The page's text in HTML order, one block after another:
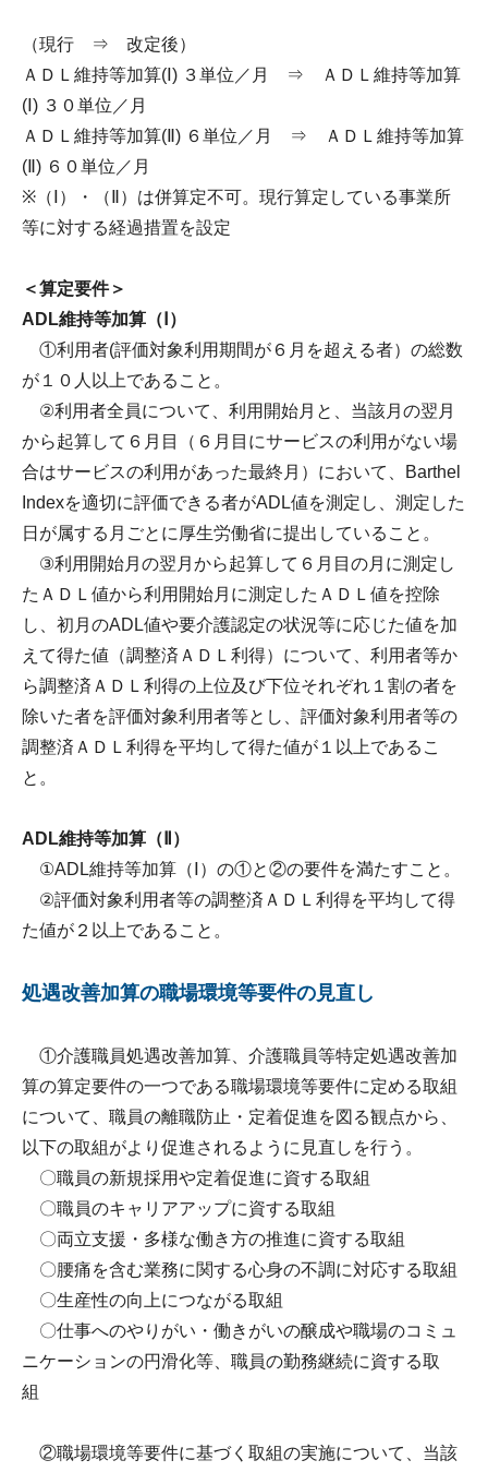
（現行 ⇒ 改定後）
ＡＤＬ維持等加算(Ⅰ) ３単位／月 ⇒ ＡＤＬ維持等加算
(Ⅰ) ３０単位／月
ＡＤＬ維持等加算(Ⅱ) ６単位／月 ⇒ ＡＤＬ維持等加算
(Ⅱ) ６０単位／月
※（Ⅰ）・（Ⅱ）は併算定不可。現行算定している事業所
等に対する経過措置を設定
＜算定要件＞
ADL維持等加算（Ⅰ）
①利用者(評価対象利用期間が６月を超える者）の総数
が１０人以上であること。
②利用者全員について、利用開始月と、当該月の翌月
から起算して６月目（６月目にサービスの利用がない場
合はサービスの利用があった最終月）において、Barthel
Indexを適切に評価できる者がADL値を測定し、測定した
日が属する月ごとに厚生労働省に提出していること。
③利用開始月の翌月から起算して６月目の月に測定し
たＡＤＬ値から利用開始月に測定したＡＤＬ値を控除
し、初月のADL値や要介護認定の状況等に応じた値を加
えて得た値（調整済ＡＤＬ利得）について、利用者等か
ら調整済ＡＤＬ利得の上位及び下位それぞれ１割の者を
除いた者を評価対象利用者等とし、評価対象利用者等の
調整済ＡＤＬ利得を平均して得た値が１以上であるこ
と。
ADL維持等加算（Ⅱ）
①ADL維持等加算（Ⅰ）の①と②の要件を満たすこと。
②評価対象利用者等の調整済ＡＤＬ利得を平均して得
た値が２以上であること。
処遇改善加算の職場環境等要件の見直し
①介護職員処遇改善加算、介護職員等特定処遇改善加
算の算定要件の一つである職場環境等要件に定める取組
について、職員の離職防止・定着促進を図る観点から、
以下の取組がより促進されるように見直しを行う。
〇職員の新規採用や定着促進に資する取組
〇職員のキャリアアップに資する取組
〇両立支援・多様な働き方の推進に資する取組
〇腰痛を含む業務に関する心身の不調に対応する取組
〇生産性の向上につながる取組
〇仕事へのやりがい・働きがいの醸成や職場のコミュ
ニケーションの円滑化等、職員の勤務継続に資する取
組
②職場環境等要件に基づく取組の実施について、当該